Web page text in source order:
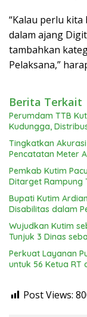
“Kalau perlu
dalam ajang
tambahkan
Pelaksana,”
Berita Terkait
Perumdam TTB
Kudungga,
Tingkatkan
Pencatatan Meter
Pemkab Kutim
Ditarget Rampung
Bupati Kutim
Disabilitas dalam
Wujudkan Kutim
Tunjuk 3 Dinas
Perkuat Layanan
untuk 56 Ketua RT
Post Views: